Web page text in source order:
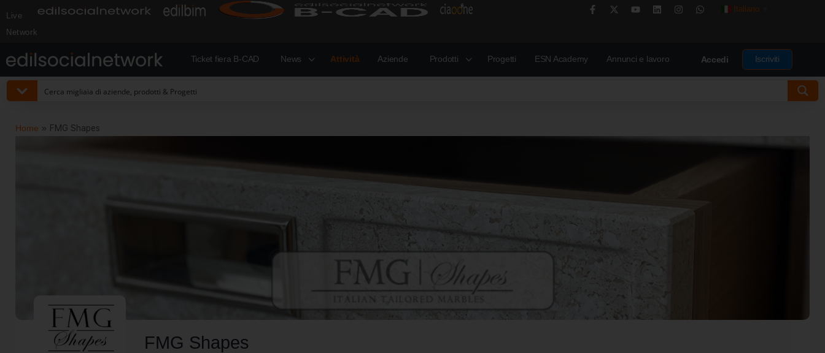
Live
Network
Italiano
Ticket fiera B-CAD News Attività Aziende Prodotti Progetti ESN Academy Annunci e lavoro Accedi Iscriviti
Home » FMG Shapes
FMG Shapes